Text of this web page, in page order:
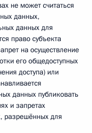
не может считаться
данных,
данных для
право субъекта
на осуществление
его общедоступных
доступа) или
данных публиковать
и запретах
разрешённых для